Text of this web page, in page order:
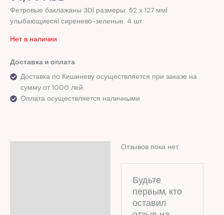
Фетровые баклажаны 3D| размеры: 52 х 127 мм|
улыбающиеся| сиренево-зеленые. 4 шт.
Нет в наличии
Доставка и оплата
Доставка по Кишиневу осуществляется при заказе на
сумму от 1000 лей.
Оплата осуществляется наличными
Отзывов пока нет.
Будьте
первым, кто
оставил